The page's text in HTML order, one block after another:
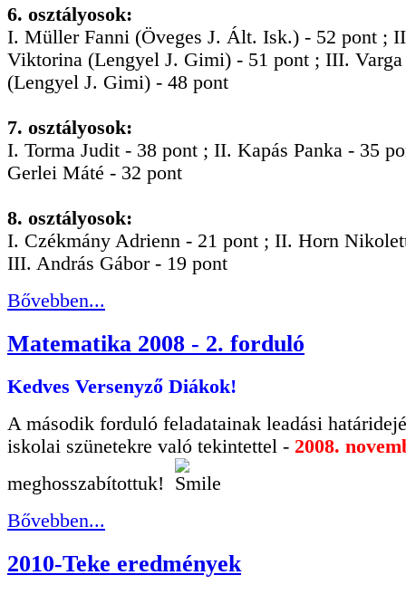
6. osztályosok:
I. Müller Fanni (Öveges J. Ált. Isk.) - 52 pont ;
Viktorina (Lengyel J. Gimi) - 51 pont ; III.
(Lengyel J. Gimi) - 48 pont
7. osztályosok:
I. Torma Judit - 38 pont ; II. Kapás Panka - 35
Gerlei Máté - 32 pont
8. osztályosok:
I. Czékmány Adrienn - 21 pont ; II. Horn
III. András Gábor - 19 pont
Bővebben...
Matematika 2008 - 2. forduló
Kedves Versenyző Diákok!
A második forduló feladatainak leadási
iskolai szünetekre való tekintettel - 2008.
meghosszabítottuk!
Bővebben...
2010-Teke eredmények